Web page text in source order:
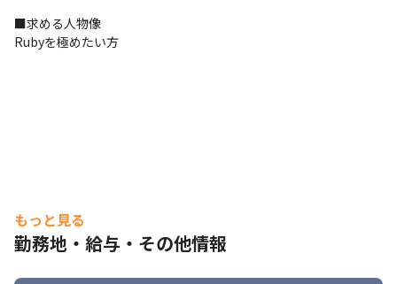
■求める人物像
Rubyを極めたい方
もっと見る
勤務地・給与・その他情報